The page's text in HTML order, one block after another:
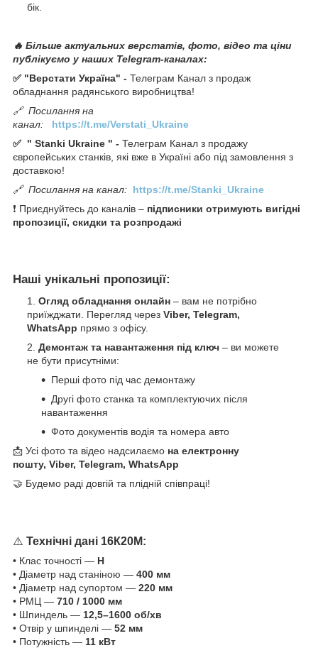
бік.
🔥 Більше актуальних верстатів, фото, відео та ціни
публікуємо у наших Telegram-каналах:
✅ "Верстати Україна" - Телеграм Канал з продаж
обладнання радянського виробництва!
🔗 Посилання на
канал: https://t.me/Verstati_Ukraine
✅ " Stanki Ukraine " - Телеграм Канал з продажу
європейських станків, які вже в Україні або під замовлення з
доставкою!
🔗 Посилання на канал: https://t.me/Stanki_Ukraine
❗ Приєднуйтесь до каналів – підписники отримують вигідні
пропозиції, скидки та розпродажі
Наші унікальні пропозиції:
Огляд обладнання онлайн – вам не потрібно
приїжджати. Перегляд через Viber, Telegram,
WhatsApp прямо з офісу.
Демонтаж та навантаження під ключ – ви можете
не бути присутніми:
Перші фото під час демонтажу
Другі фото станка та комплектуючих після
навантаження
Фото документів водія та номера авто
📩 Усі фото та відео надсилаємо на електронну
пошту, Viber, Telegram, WhatsApp
🤝 Будемо раді довгій та плідній співпраці!
⚠️ Технічні дані 16К20М:
• Клас точності — Н
• Діаметр над станіною — 400 мм
• Діаметр над супортом — 220 мм
• РМЦ — 710 / 1000 мм
• Шпиндель — 12,5–1600 об/хв
• Отвір у шпинделі — 52 мм
• Потужність — 11 кВт